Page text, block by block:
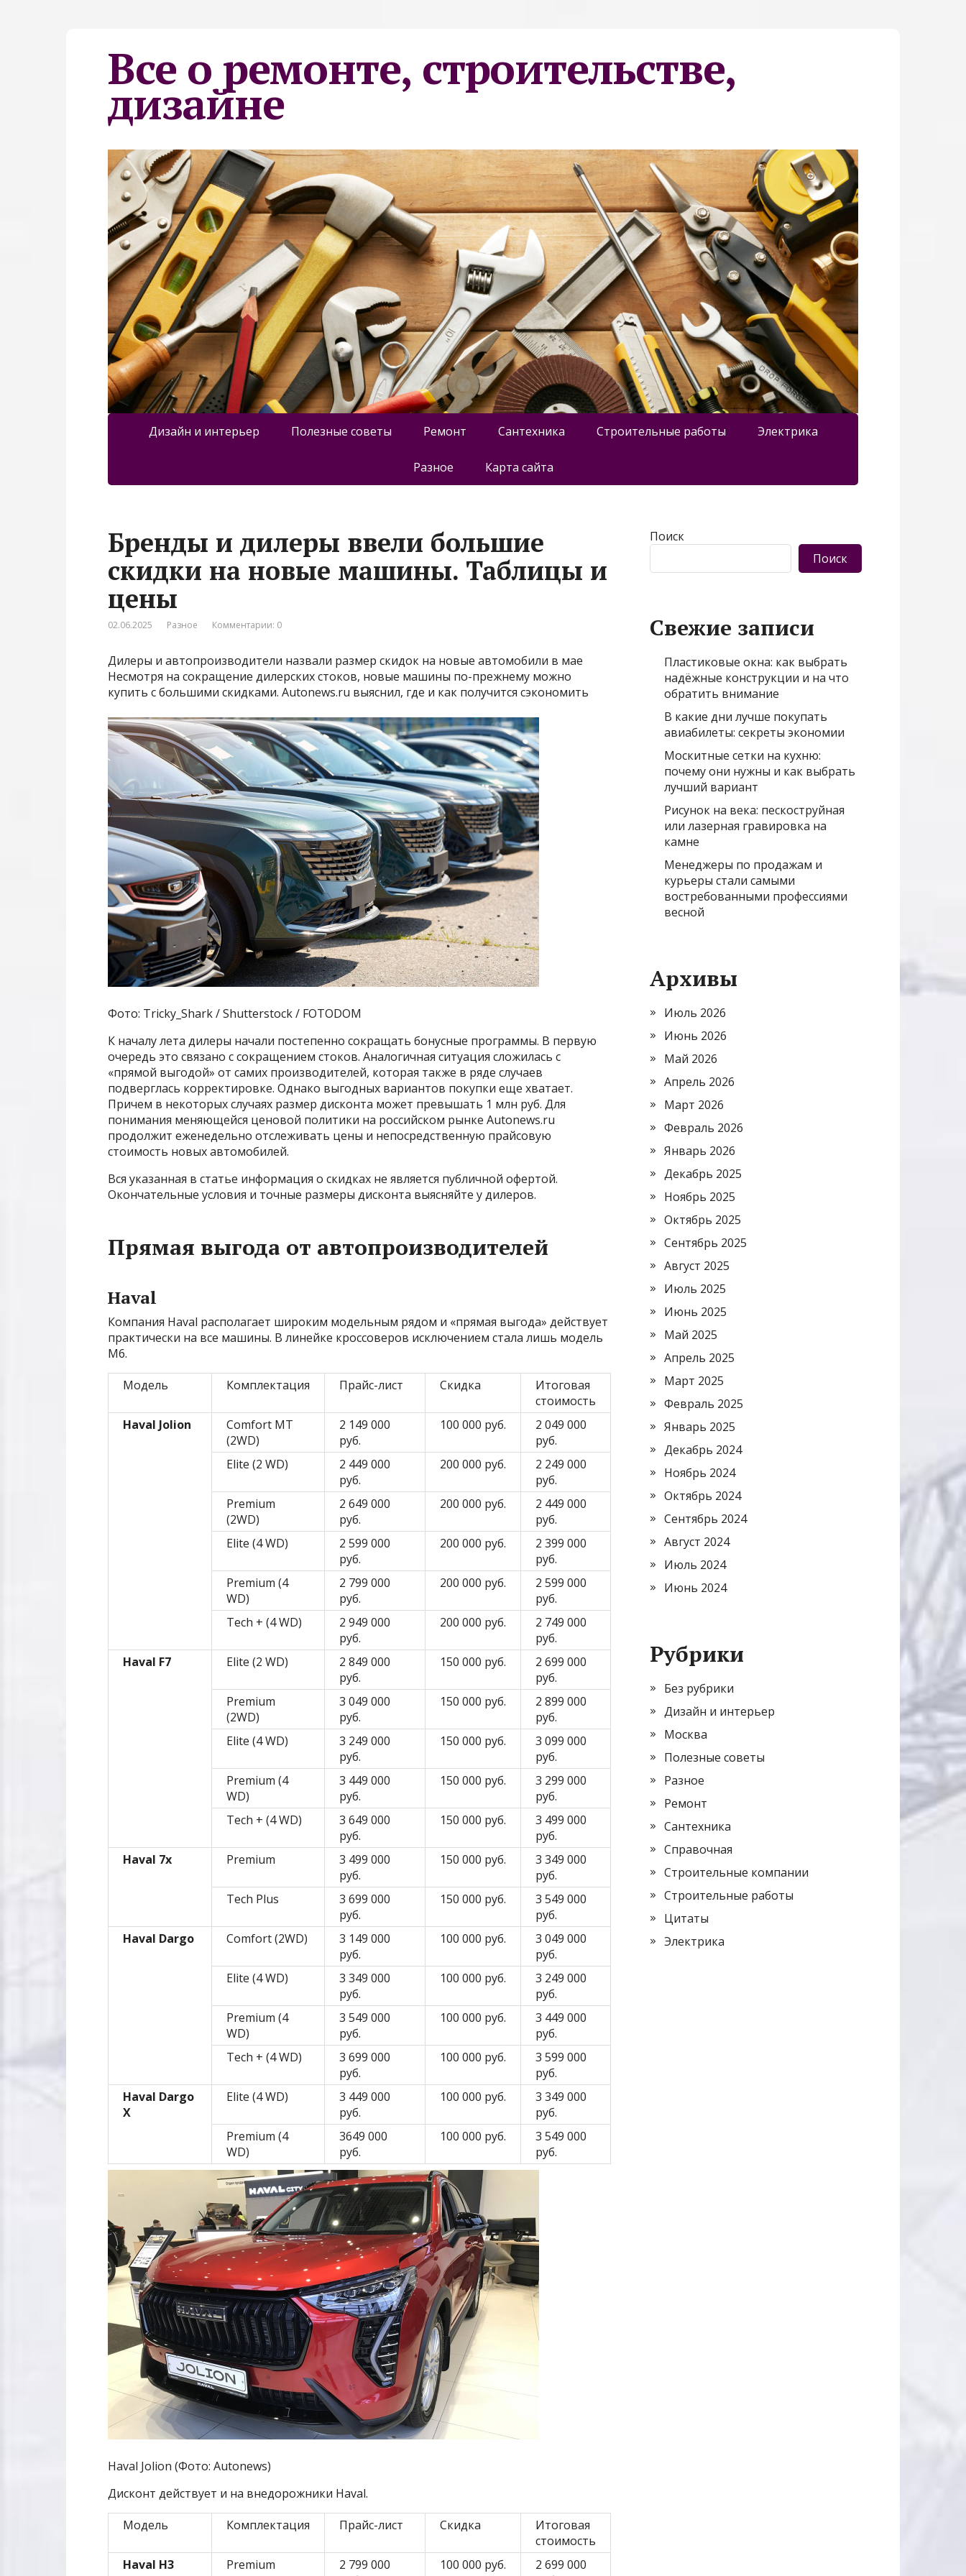
Все о ремонте, строительстве,
дизайне
Дизайн и интерьер Полезные советы Ремонт Сантехника Строительные работы Электрика
Разное Карта сайта
Бренды и дилеры ввели большие
скидки на новые машины. Таблицы и
цены
02.06.2025 Разное Комментарии: 0
Дилеры и автопроизводители назвали размер скидок на новые автомобили в мае
Несмотря на сокращение дилерских стоков, новые машины по-прежнему можно
купить с большими скидками. Autonews.ru выяснил, где и как получится сэкономить
Фото: Tricky_Shark / Shutterstock / FOTODOM
К началу лета дилеры начали постепенно сокращать бонусные программы. В первую
очередь это связано с сокращением стоков. Аналогичная ситуация сложилась с
«прямой выгодой» от самих производителей, которая также в ряде случаев
подверглась корректировке. Однако выгодных вариантов покупки еще хватает.
Причем в некоторых случаях размер дисконта может превышать 1 млн руб. Для
понимания меняющейся ценовой политики на российском рынке Autonews.ru
продолжит еженедельно отслеживать цены и непосредственную прайсовую
стоимость новых автомобилей.
Вся указанная в статье информация о скидках не является публичной офертой.
Окончательные условия и точные размеры дисконта выясняйте у дилеров.
Прямая выгода от автопроизводителей
Haval
Компания Haval располагает широким модельным рядом и «прямая выгода» действует
практически на все машины. В линейке кроссоверов исключением стала лишь модель
M6.
Модель
Комплектация Прайс-лист Скидка
Итоговая
стоимость
Haval Jolion
Comfort MT
(2WD)
2 149 000
руб.
100 000 руб.
2 049 000
руб.
Elite (2 WD)
2 449 000
руб.
200 000 руб.
2 249 000
руб.
Premium
(2WD)
2 649 000
руб.
200 000 руб.
2 449 000
руб.
Elite (4 WD)
2 599 000
руб.
200 000 руб.
2 399 000
руб.
Premium (4
WD)
2 799 000
руб.
200 000 руб.
2 599 000
руб.
Tech + (4 WD)
2 949 000
руб.
200 000 руб.
2 749 000
руб.
Haval F7
Elite (2 WD)
2 849 000
руб.
150 000 руб.
2 699 000
руб.
Premium
(2WD)
3 049 000
руб.
150 000 руб.
2 899 000
руб.
Elite (4 WD)
3 249 000
руб.
150 000 руб.
3 099 000
руб.
Premium (4
WD)
3 449 000
руб.
150 000 руб.
3 299 000
руб.
Tech + (4 WD)
3 649 000
руб.
150 000 руб.
3 499 000
руб.
Haval 7x
Premium
3 499 000
руб.
150 000 руб.
3 349 000
руб.
Tech Plus
3 699 000
руб.
150 000 руб.
3 549 000
руб.
Haval Dargo
Comfort (2WD)
3 149 000
руб.
100 000 руб.
3 049 000
руб.
Elite (4 WD)
3 349 000
руб.
100 000 руб.
3 249 000
руб.
Premium (4
WD)
3 549 000
руб.
100 000 руб.
3 449 000
руб.
Tech + (4 WD)
3 699 000
руб.
100 000 руб.
3 599 000
руб.
Haval Dargo
X
Elite (4 WD)
3 449 000
руб.
100 000 руб.
3 349 000
руб.
Premium (4
WD)
3649 000
руб.
100 000 руб.
3 549 000
руб.
Haval Jolion (Фото: Autonews)
Дисконт действует и на внедорожники Haval.
Модель
Комплектация Прайс-лист Скидка
Итоговая
стоимость
Haval H3
Premium
2 799 000
100 000 руб.
2 699 000
Поиск
Поиск
Свежие записи
Пластиковые окна: как выбрать
надёжные конструкции и на что
обратить внимание
В какие дни лучше покупать
авиабилеты: секреты экономии
Москитные сетки на кухню:
почему они нужны и как выбрать
лучший вариант
Рисунок на века: пескоструйная
или лазерная гравировка на
камне
Менеджеры по продажам и
курьеры стали самыми
востребованными профессиями
весной
Архивы
Июль 2026
Июнь 2026
Май 2026
Апрель 2026
Март 2026
Февраль 2026
Январь 2026
Декабрь 2025
Ноябрь 2025
Октябрь 2025
Сентябрь 2025
Август 2025
Июль 2025
Июнь 2025
Май 2025
Апрель 2025
Март 2025
Февраль 2025
Январь 2025
Декабрь 2024
Ноябрь 2024
Октябрь 2024
Сентябрь 2024
Август 2024
Июль 2024
Июнь 2024
Рубрики
Без рубрики
Дизайн и интерьер
Москва
Полезные советы
Разное
Ремонт
Сантехника
Справочная
Строительные компании
Строительные работы
Цитаты
Электрика